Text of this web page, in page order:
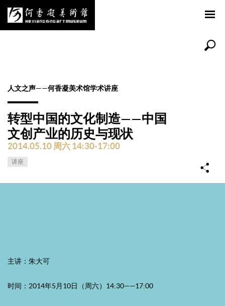
人文之声——何香凝美术馆学术讲座
转型中国的文化制造——中国
文创产业的历史与现状
2014.05.10 周六 14:30-17:00
讲座
主讲：朱大可
时间：2014年5月10日（周六）14:30——17:00